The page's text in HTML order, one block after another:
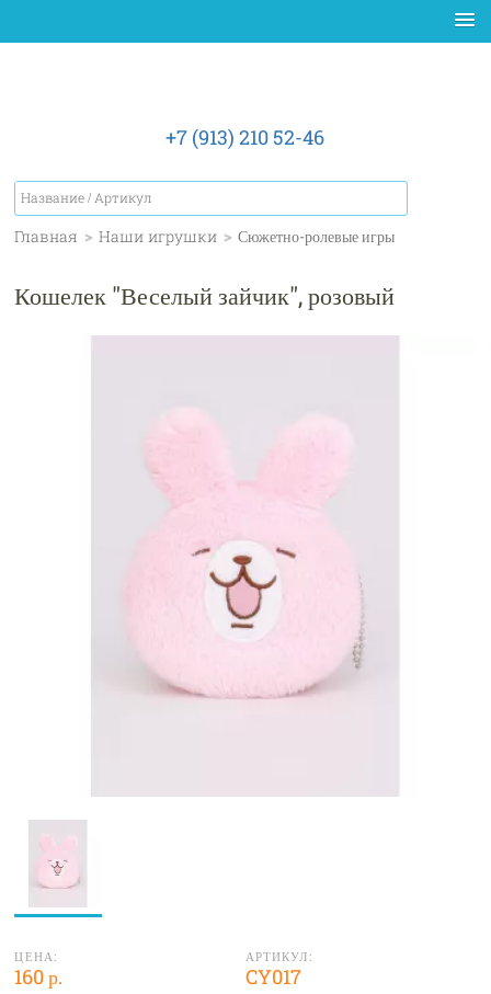
+7 (913) 210 52-46
Главная > Наши игрушки > Сюжетно-ролевые игры
Кошелек "Веселый зайчик", розовый
ЦЕНА:
160 р.
АРТИКУЛ:
CY017